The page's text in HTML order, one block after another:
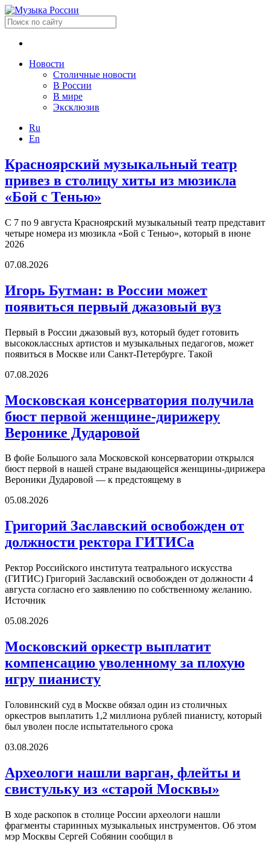
Новости
Столичные новости
В России
В мире
Эксклюзив
Ru
En
Красноярский музыкальный театр
привез в столицу хиты из мюзикла
«Бой с Тенью»
С 7 по 9 августа Красноярский музыкальный театр представит
четыре номера из мюзикла «Бой с Тенью», который в июне
2026
07.08.2026
Игорь Бутман: в России может
появиться первый джазовый вуз
Первый в России джазовый вуз, который будет готовить
высококлассных артистов и музыкальных педагогов, может
появиться в Москве или Санкт-Петербурге. Такой
07.08.2026
Московская консерватория получила
бюст первой женщине-дирижеру
Веронике Дударовой
В фойе Большого зала Московской консерватории открылся
бюст первой в нашей стране выдающейся женщины-дирижера
Вероники Дударовой — к предстоящему в
05.08.2026
Григорий Заславский освобожден от
должности ректора ГИТИСа
Ректор Российского института театрального искусства
(ГИТИС) Григорий Заславский освобожден от должности 4
августа согласно его заявлению по собственному желанию.
Источник
05.08.2026
Московский оркестр выплатит
компенсацию уволенному за плохую
игру пианисту
Головинский суд в Москве обязал один из столичных
оркестров выплатить 1,2 миллиона рублей пианисту, который
был уволен после испытательного срока
03.08.2026
Археологи нашли варган, флейты и
свистульку из «старой Москвы»
В ходе раскопок в столице России археологи нашли
фрагменты старинных музыкальных инструментов. Об этом
мэр Москвы Сергей Собянин сообщил в